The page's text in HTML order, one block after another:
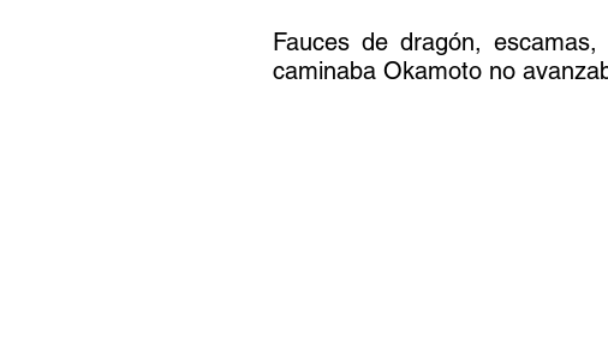
Fauces de dragón,
caminaba Okamoto no